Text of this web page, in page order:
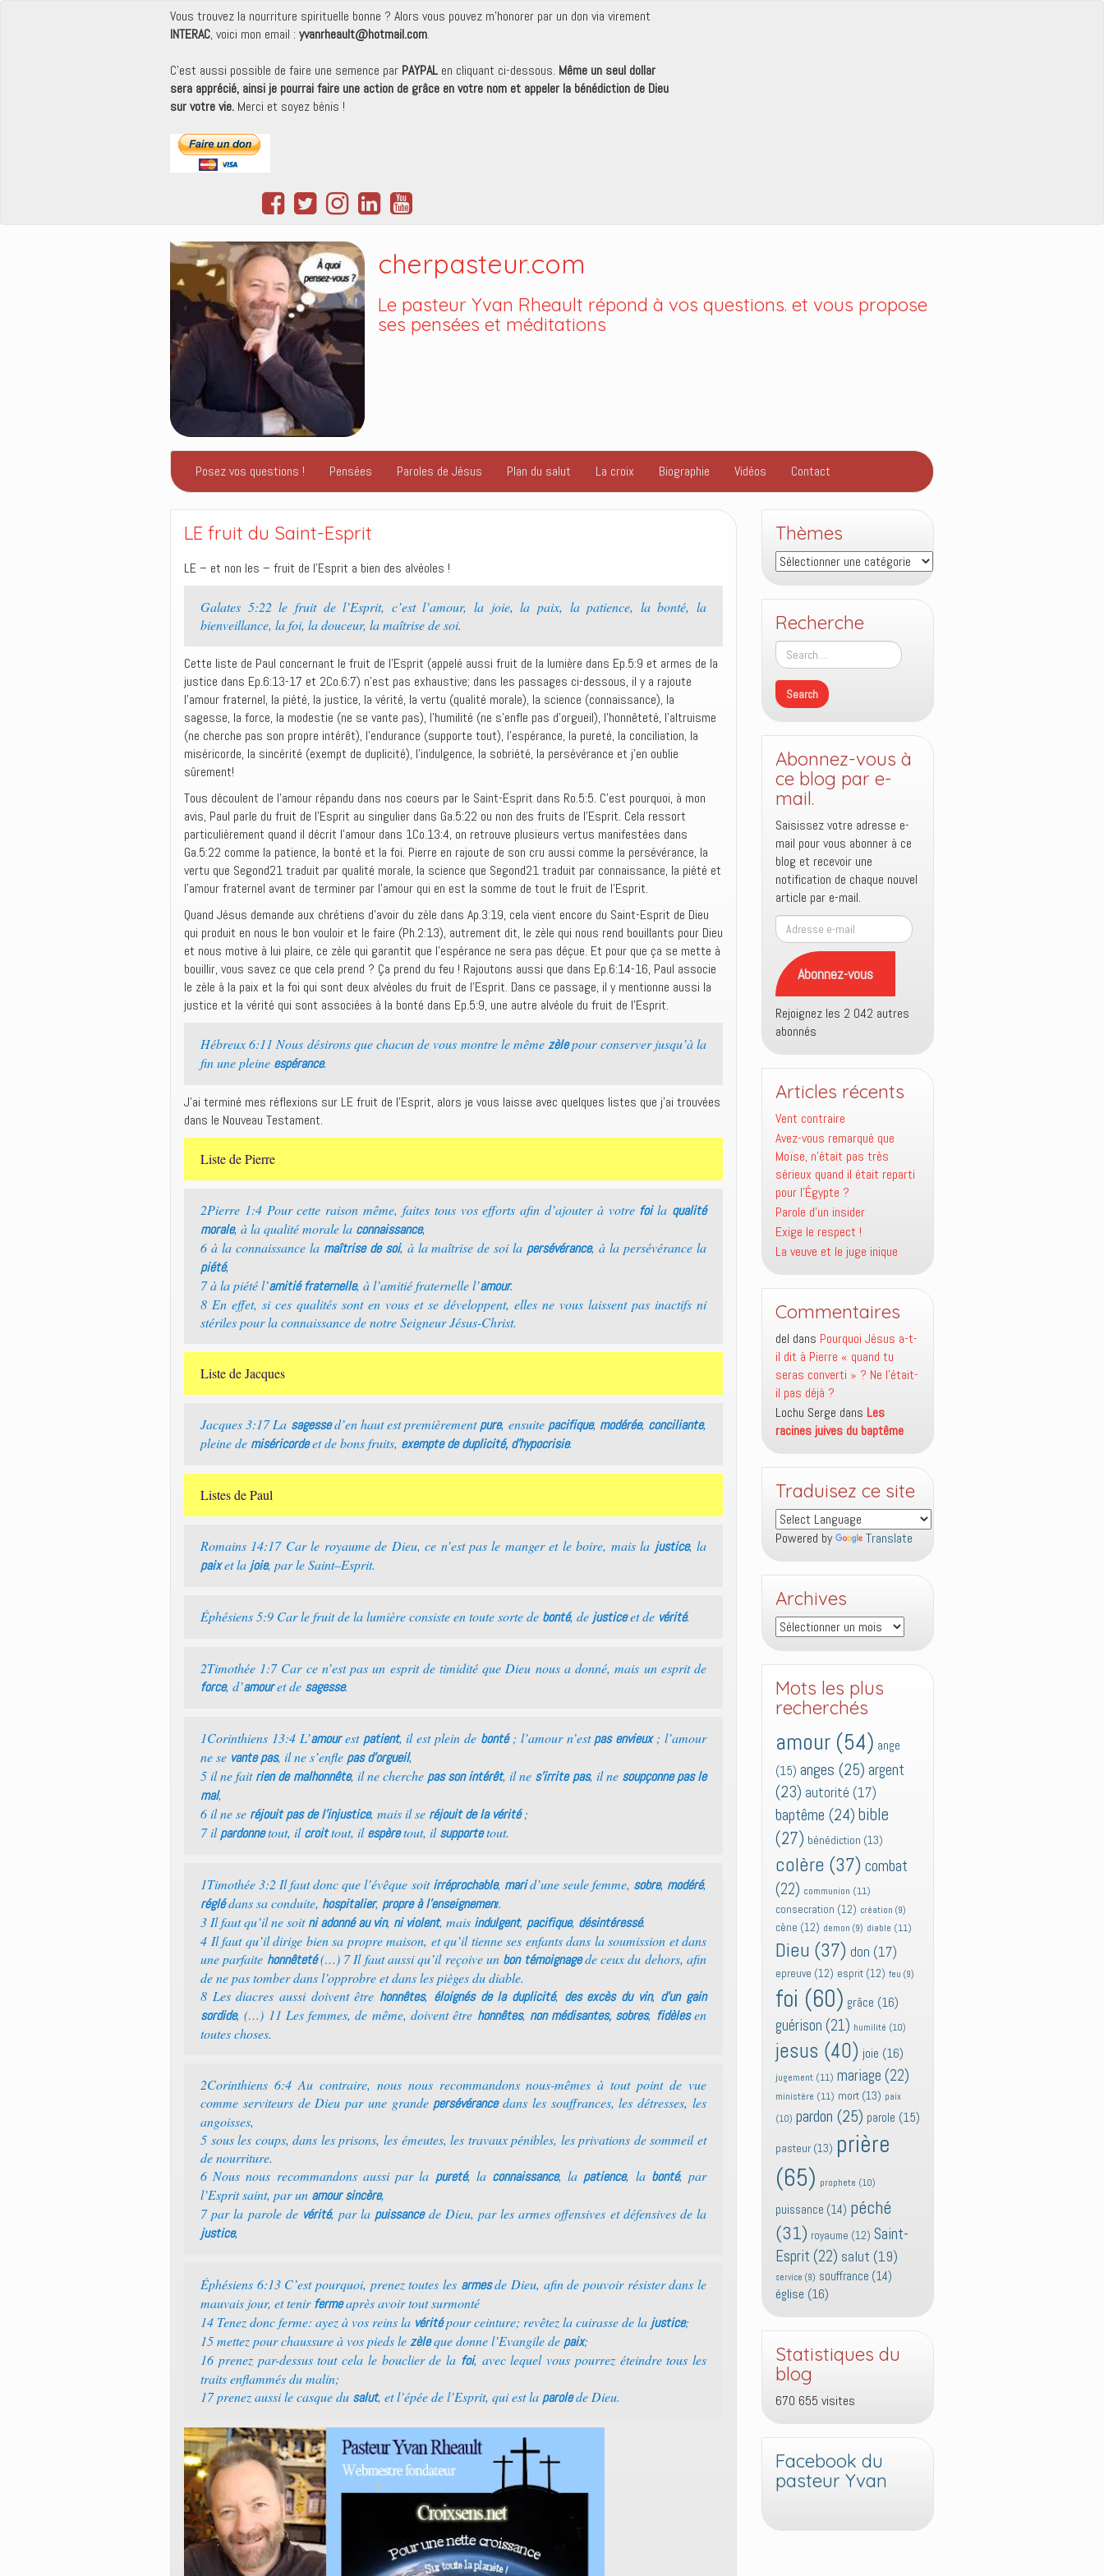
Vous trouvez la nourriture spirituelle bonne ? Alors vous pouvez m'honorer par un don via virement
INTERAC, voici mon email : yvanrheault@hotmail.com.
C'est aussi possible de faire une semence par PAYPAL en cliquant ci-dessous. Même un seul dollar
sera apprécié, ainsi je pourrai faire une action de grâce en votre nom et appeler la bénédiction de Dieu
sur votre vie. Merci et soyez bénis !
cherpasteur.com
Le pasteur Yvan Rheault répond à vos questions. et vous propose
ses pensées et méditations
Posez vos questions ! Pensées Paroles de Jésus Plan du salut La croix Biographie Vidéos Contact
LE fruit du Saint-Esprit
LE – et non les – fruit de l’Esprit a bien des alvéoles !
Galates 5:22 le fruit de l’Esprit, c’est l’amour, la joie, la paix, la patience, la bonté, la
bienveillance, la foi, la douceur, la maîtrise de soi.
Cette liste de Paul concernant le fruit de l’Esprit (appelé aussi fruit de la lumière dans Ep.5:9 et armes de la
justice dans Ep.6:13-17 et 2Co.6:7) n’est pas exhaustive; dans les passages ci-dessous, il y a rajoute
l’amour fraternel, la piété, la justice, la vérité, la vertu (qualité morale), la science (connaissance), la
sagesse, la force, la modestie (ne se vante pas), l’humilité (ne s’enfle pas d’orgueil), l’honnêteté, l’altruisme
(ne cherche pas son propre intérêt), l’endurance (supporte tout), l’espérance, la pureté, la conciliation, la
miséricorde, la sincérité (exempt de duplicité), l’indulgence, la sobriété, la persévérance et j’en oublie
sûrement!
Tous découlent de l’amour répandu dans nos coeurs par le Saint-Esprit dans Ro.5:5. C’est pourquoi, à mon
avis, Paul parle du fruit de l’Esprit au singulier dans Ga.5:22 ou non des fruits de l’Esprit. Cela ressort
particulièrement quand il décrit l’amour dans 1Co.13:4, on retrouve plusieurs vertus manifestées dans
Ga.5:22 comme la patience, la bonté et la foi. Pierre en rajoute de son cru aussi comme la persévérance, la
vertu que Segond21 traduit par qualité morale, la science que Segond21 traduit par connaissance, la piété et
l’amour fraternel avant de terminer par l’amour qui en est la somme de tout le fruit de l’Esprit.
Quand Jésus demande aux chrétiens d’avoir du zèle dans Ap.3:19, cela vient encore du Saint-Esprit de Dieu
qui produit en nous le bon vouloir et le faire (Ph.2:13), autrement dit, le zèle qui nous rend bouillants pour Dieu
et nous motive à lui plaire, ce zèle qui garantit que l’espérance ne sera pas déçue. Et pour que ça se mette à
bouillir, vous savez ce que cela prend ? Ça prend du feu ! Rajoutons aussi que dans Ep.6:14-16, Paul associe
le zèle à la paix et la foi qui sont deux alvéoles du fruit de l’Esprit. Dans ce passage, il y mentionne aussi la
justice et la vérité qui sont associées à la bonté dans Ep.5:9, une autre alvéole du fruit de l’Esprit.
Hébreux 6:11 Nous désirons que chacun de vous montre le même zèlepour conserver jusqu’à la
fin une pleine espérance.
J’ai terminé mes réflexions sur LE fruit de l’Esprit, alors je vous laisse avec quelques listes que j’ai trouvées
dans le Nouveau Testament.
Liste de Pierre
2Pierre 1:4 Pour cette raison même, faites tous vos efforts afin d’ajouter à votre foila qualité
morale, à la qualité morale la connaissance,
6 à la connaissance la maîtrise de soi, à la maîtrise de soi la persévérance, à la persévérance la
piété,
7 à la piété l’amitié fraternelle, à l’amitié fraternelle l’amour.
8 En effet, si ces qualités sont en vous et se développent, elles ne vous laissent pas inactifs ni
stériles pour la connaissance de notre Seigneur Jésus-Christ.
Liste de Jacques
Jacques 3:17 La sagessed’en haut est premièrementpure, ensuite pacifique, modérée, conciliante,
pleine de miséricordeet de bons fruits, exempte de duplicité, d’hypocrisie.
Listes de Paul
Romains 14:17 Car le royaume de Dieu, ce n’est pas le manger et le boire, mais la justice, la
paixet la joie, par le Saint–Esprit.
Éphésiens 5:9 Car le fruit de la lumière consiste en toute sorte de bonté, de justiceet de vérité.
2Timothée 1:7 Car ce n’est pas un esprit de timidité que Dieu nous a donné, mais un esprit de
force, d’amouret de sagesse.
1Corinthiens 13:4 L’amourest patient, il est plein de bonté; l’amour n’estpas envieux; l’amour
ne se vante pas, il ne s’enfle pas d’orgueil,
5 il ne faitrien de malhonnête, il ne cherche pas son intérêt, il ne s’irrite pas, il ne soupçonne pas le
mal,
6 il ne se réjouit pas de l’injustice, mais il se réjouit de la vérité;
7 ilpardonnetout, ilcroittout, ilespèretout, ilsupportetout.
1Timothée 3:2 Il faut donc que l’évêque soitirréprochable, marid’une seule femme, sobre, modéré,
réglédans sa conduite, hospitalier, propre à l’enseignement.
3 Il faut qu’il ne soitni adonné au vin, ni violent, mais indulgent, pacifique, désintéressé.
4 Il faut qu’il dirige bien sa propre maison, et qu’il tienne ses enfants dans la soumission et dans
une parfaite honnêteté(…) 7 Il faut aussi qu’il reçoive un bon témoignagede ceux du dehors, afin
de ne pas tomber dans l’opprobre et dans les pièges du diable.
8 Les diacres aussi doivent être honnêtes, éloignés de la duplicité, des excès du vin, d’un gain
sordide, (…) 11 Les femmes, de même, doivent être honnêtes, non médisantes, sobres, fidèlesen
toutes choses.
2Corinthiens 6:4 Au contraire, nous nous recommandons nous-mêmes à tout point de vue
comme serviteurs de Dieu par une grande persévérancedans les souffrances, les détresses, les
angoisses,
5 sous les coups, dans les prisons, les émeutes, les travaux pénibles, les privations de sommeil et
de nourriture.
6 Nous nous recommandons aussi par la pureté, la connaissance, la patience, la bonté, par
l’Esprit saint, par un amour sincère,
7 par la parole de vérité, par la puissancede Dieu, par les armes offensives et défensives de la
justice,
Éphésiens 6:13 C’est pourquoi, prenez toutes les armesde Dieu, afin de pouvoir résister dans le
mauvais jour, et tenirfermeaprès avoir tout surmonté
14 Tenez donc ferme: ayez à vos reins la véritépour ceinture; revêtez la cuirasse de la justice;
15 mettez pour chaussure à vos pieds lezèleque donne l’Evangile de paix;
16 prenez par-dessus tout cela le bouclier de la foi, avec lequel vous pourrez éteindre tous les
traits enflammés du malin;
17 prenez aussi le casque du salut, et l’épée de l’Esprit, qui est la parolede Dieu.
Thèmes
Thèmes
Recherche
Abonnez-vous à
ce blog par e-
mail.
Saisissez votre adresse e-
mail pour vous abonner à ce
blog et recevoir une
notification de chaque nouvel
article par e-mail.
Adresse
e-
mail
Abonnez-vous
Rejoignez les 2 042 autres
abonnés
Articles récents
Vent contraire
Avez-vous remarqué que
Moïse, n’était pas très
sérieux quand il était reparti
pour l’Égypte ?
Parole d’un insider
Exige le respect !
La veuve et le juge inique
Commentaires
del dans Pourquoi Jésus a-t-
il dit à Pierre « quand tu
seras converti » ? Ne l’était-
il pas déjà ?
Lochu Serge dans Les
racines juives du baptême
Traduisez ce site
Powered by Translate
Archives
Archives
Mots les plus
recherchés
amour (54) ange
(15) anges (25) argent
(23) autorité (17)
baptême (24) bible
(27) bénédiction (13)
colère (37) combat
(22) communion (11)
consecration (12) création (9)
cène (12) demon (9) diable (11)
Dieu (37) don (17)
epreuve (12) esprit (12) feu (9)
foi (60) grâce (16)
guérison (21) humilité (10)
jesus (40) joie (16)
jugement (11) mariage (22)
ministère (11) mort (13) paix
(10) pardon (25) parole (15)
pasteur (13) prière
(65) prophete (10)
puissance (14) péché
(31) royaume (12) Saint-
Esprit (22) salut (19)
service (9) souffrance (14)
église (16)
Statistiques du
blog
670 655 visites
Facebook du
pasteur Yvan